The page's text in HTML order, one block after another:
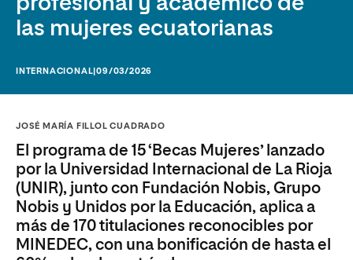
las mujeres ecuatorianas
INTERNACIONAL |09/03/2026
JOSÉ MARÍA FILLOL CUADRADO
El programa de 15 ‘Becas Mujeres’ lanzado
por la Universidad Internacional de La Rioja
(UNIR), junto con Fundación Nobis, Grupo
Nobis y Unidos por la Educación, aplica a
más de 170 titulaciones reconocibles por
MINEDEC, con una bonificación de hasta el